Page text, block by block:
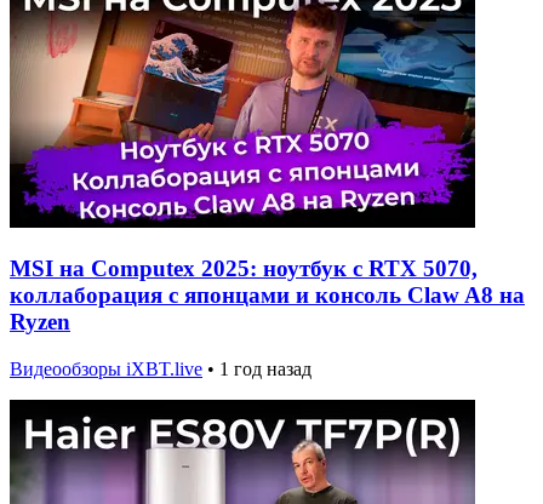
MSI на Computex 2025: ноутбук с RTX 5070,
коллаборация с японцами и консоль Claw A8 на
Ryzen
Видеообзоры iXBT.live • 1 год назад